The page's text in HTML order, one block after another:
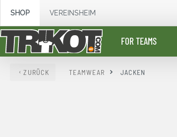
Zur Hauptnavigation springen
SHOP VEREINSHEIM
FOR TEAMS
ZURÜCK TEAMWEAR JACKEN